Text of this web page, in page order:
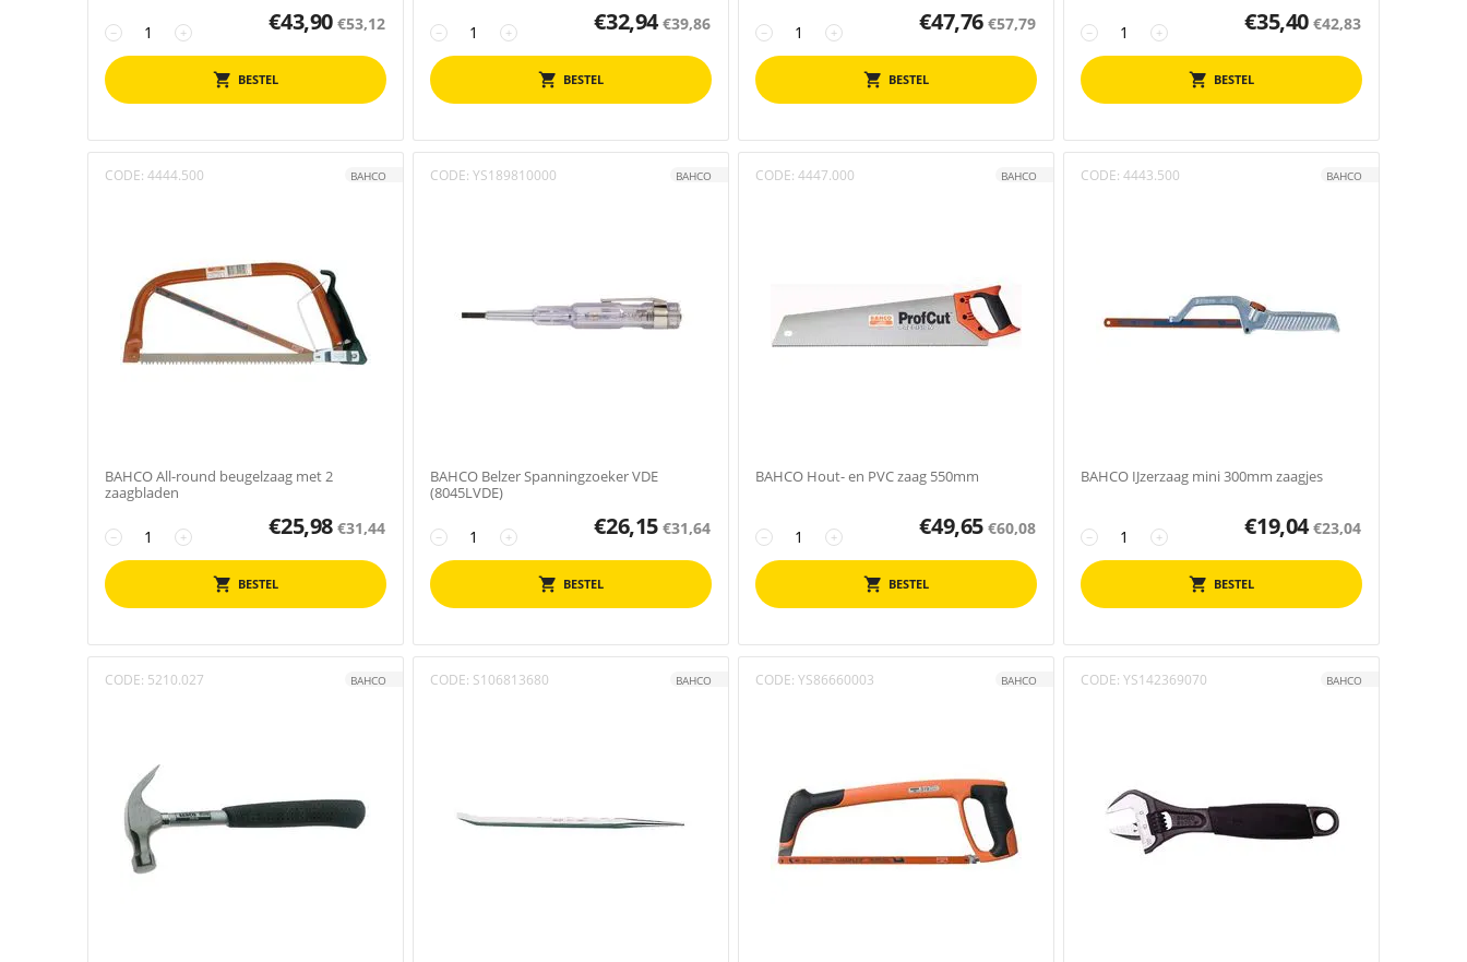
+
− €43,90 €53,12
BESTEL
+
− €32,94 €39,86
BESTEL
+
− €47,76 €57,79
BESTEL
+
− €35,40 €42,83
BESTEL
CODE: 4444.500 BAHCO
BAHCO All-round beugelzaag met 2
zaagbladen
+
− €25,98 €31,44
BESTEL
CODE: YS189810000 BAHCO
BAHCO Belzer Spanningzoeker VDE
(8045LVDE)
+
− €26,15 €31,64
BESTEL
CODE: 4447.000 BAHCO
BAHCO Hout- en PVC zaag 550mm
+
− €49,65 €60,08
BESTEL
CODE: 4443.500 BAHCO
BAHCO IJzerzaag mini 300mm zaagjes
+
− €19,04 €23,04
BESTEL
CODE: 5210.027 BAHCO CODE: S106813680 BAHCO CODE: YS86660003 BAHCO CODE: YS142369070 BAHCO